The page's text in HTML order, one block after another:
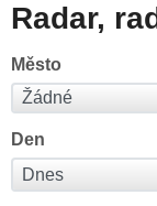
Radar,
Město
Den